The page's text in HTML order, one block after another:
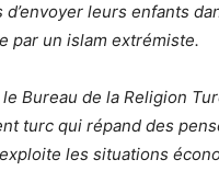
leurs enfants
par un islam extrémiste.
Bureau de la Religion
turc qui répand des
les situations